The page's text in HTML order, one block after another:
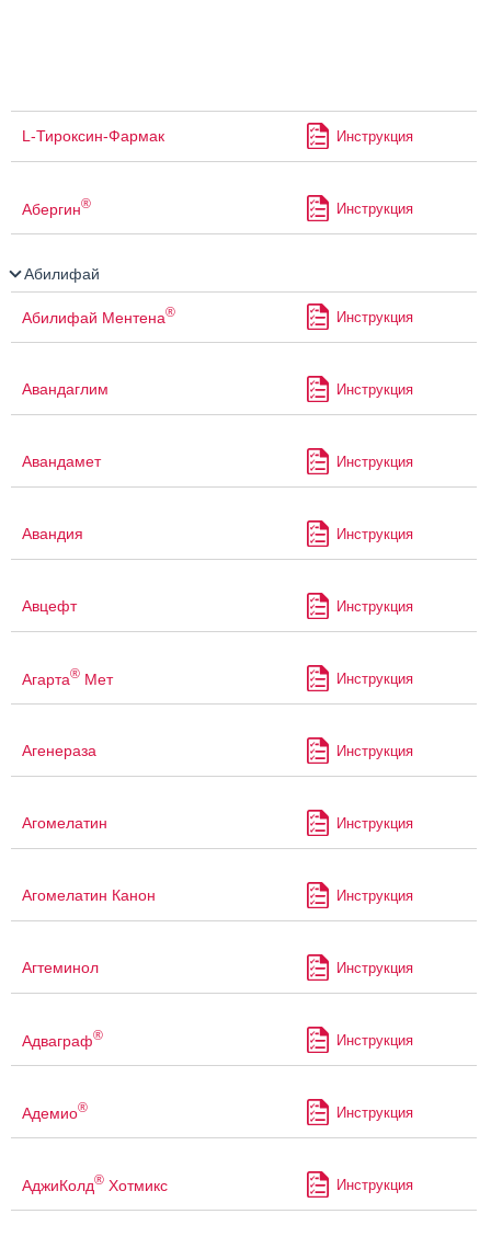
L-Тироксин-Фармак Инструкция
Абергин® Инструкция
Абилифай
Абилифай Ментена® Инструкция
Авандаглим Инструкция
Авандамет Инструкция
Авандия Инструкция
Авцефт Инструкция
Агарта® Мет Инструкция
Агенераза Инструкция
Агомелатин Инструкция
Агомелатин Канон Инструкция
Агтеминол Инструкция
Адваграф® Инструкция
Адемио® Инструкция
АджиКолд® Хотмикс Инструкция